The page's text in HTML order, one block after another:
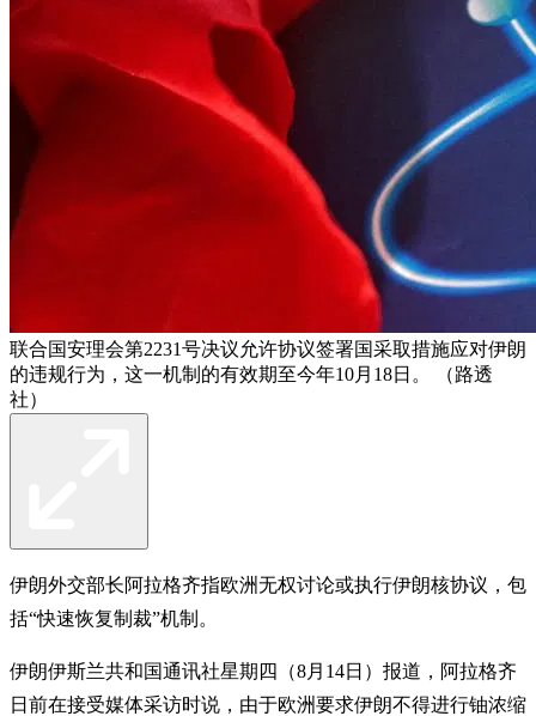
联合国安理会第2231号决议允许协议签署国采取措施应对伊朗
的违规行为，这一机制的有效期至今年10月18日。 （路透
社）
伊朗外交部长阿拉格齐指欧洲无权讨论或执行伊朗核协议，包
括“快速恢复制裁”机制。
伊朗伊斯兰共和国通讯社星期四（8月14日）报道，阿拉格齐
日前在接受媒体采访时说，由于欧洲要求伊朗不得进行铀浓缩